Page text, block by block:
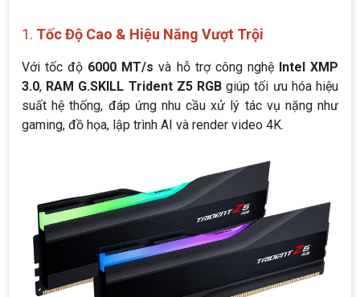
1. Tốc Độ Cao & Hiệu Năng Vượt Trội
Với tốc độ 6000 MT/s và hỗ trợ công nghệ Intel XMP
3.0, RAM G.SKILL Trident Z5 RGB giúp tối ưu hóa hiệu
suất hệ thống, đáp ứng nhu cầu xử lý tác vụ nặng như
gaming, đồ họa, lập trình AI và render video 4K.